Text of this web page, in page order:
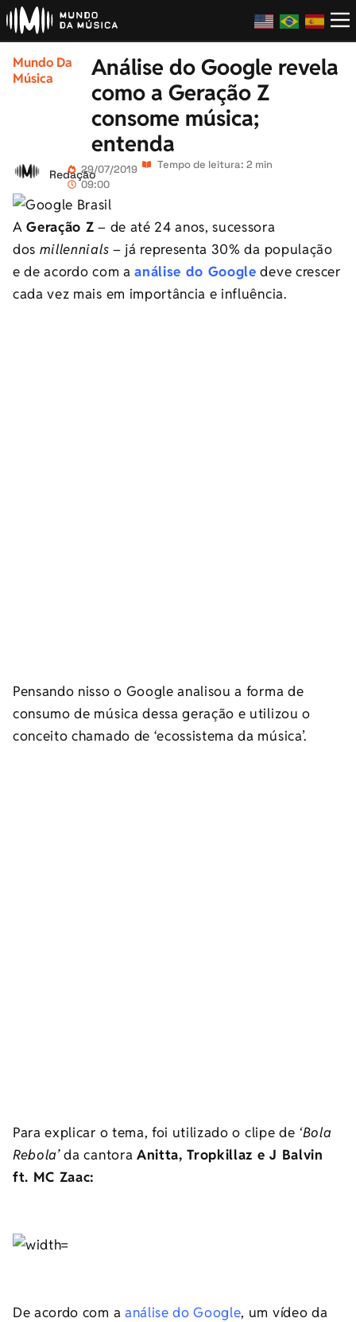
Mundo Da
Música
Análise do Google revela
como a Geração Z
consome música;
entenda
Redação29/07/2019
09:00
Tempo de leitura: 2 min
AGeração Z – de até 24 anos, sucessora
dos millennials – já representa 30% da população
e de acordo com aanálise do Google deve crescer
cada vez mais em importância e influência.
Pensando nisso o Google analisou a forma de
consumo de música dessa geração e utilizou o
conceito chamado de ‘ecossistema da música’.
Para explicar o tema, foi utilizado o clipe de ‘Bola
Rebola’da cantora Anitta, Tropkillaz e J Balvin
ft. MC Zaac:
De acordo com a análise do Google, um vídeo da